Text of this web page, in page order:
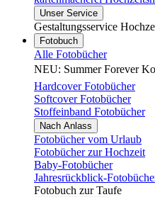
Unser Service
Gestaltungsservice
Fotobuch
Alle Fotobücher
NEU: Summer Forever
Hardcover Fotobücher
Softcover Fotobücher
Stoffeinband Fotobücher
Nach Anlass
Fotobücher vom Urlaub
Fotobücher zur Hochzeit
Baby-Fotobücher
Jahresrückblick-
Fotobuch zur Taufe